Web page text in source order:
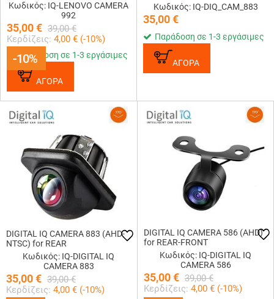
-10%
Κωδικός: IQ-LENOVO CAMERA
992
35,00€ 39,00 €
Κερδίζεις: 4,00 € (-10%)
-10%
Παράδοση σε 1-3 εργάσιμες
ΑΓΟΡΑ
Κωδικός: IQ-DIQ_CAM_883
35,00€
Παράδοση σε 1-3 εργάσιμες
ΑΓΟΡΑ
DIGITAL IQ CAMERA 883 (AHD-
NTSC) for REAR
Κωδικός: IQ-DIGITAL IQ
CAMERA 883
35,00€ 39,00 €
Κερδίζεις: 4,00 € (-10%)
DIGITAL IQ CAMERA 586 (AHD)
for REAR-FRONT
Κωδικός: IQ-DIGITAL IQ
CAMERA 586
35,00€ 39,00 €
Κερδίζεις: 4,00 € (-10%)